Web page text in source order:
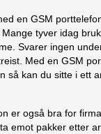
en GSM
tyver idag
Svarer ingen
Med en GSM
så kan du sitte i ett
er også bra for
emot pakker etter